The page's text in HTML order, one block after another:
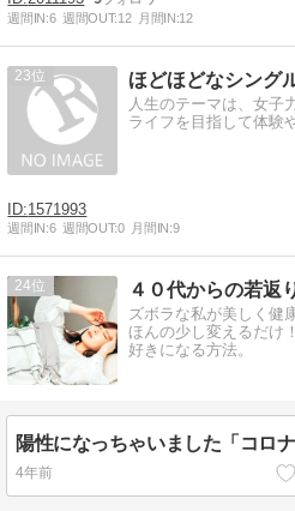
週間IN:6 週間OUT:12 月間IN:12
23 ほどほどなシング
人生のテーマは、女子
ライフを目指して体験
1571993
週間IN:6 週間OUT:0 月間IN:9
24 ４０代からの若返
ズボラな私が美しく健
ほんの少し変えるだけ
好きになる方法。
4年前